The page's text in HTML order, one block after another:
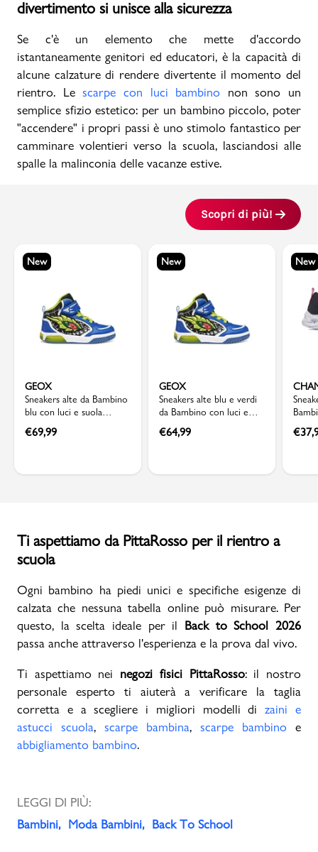
divertimento si unisce alla sicurezza
Se c'è un elemento che mette d'accordo
istantaneamente genitori ed educatori, è la capacità di
alcune calzature di rendere divertente il momento del
rientro. Lescarpe con luci bambino non sono un
semplice sfizio estetico: per un bambino piccolo, poter
"accendere" i propri passi è uno stimolo fantastico per
camminare volentieri verso la scuola, lasciandosi alle
spalle la malinconia delle vacanze estive.
Scopri di più!
New
GEOX
Sneakers alte da Bambino
blu con luci e suola
traspirante Geox
€69,99
New
GEOX
Sneakers alte blu e verdi
da Bambino con luci e
suola traspirante Geox
€64,99
New
€
Ti aspettiamo da PittaRosso per il rientro a
scuola
Ogni bambino ha piedi unici e specifiche esigenze di
calzata che nessuna tabella online può misurare. Per
questo, la scelta ideale per il Back to School 2026
passa anche attraverso l'esperienza e la prova dal vivo.
Ti aspettiamo nei negozi fisici PittaRosso: il nostro
personale esperto ti aiuterà a verificare la taglia
corretta e a scegliere i migliori modelli dizaini e
astucci scuola, scarpe bambina, scarpe bambino e
abbigliamento bambino.
LEGGI DI PIÙ:
Bambini
Moda Bambini Back To School